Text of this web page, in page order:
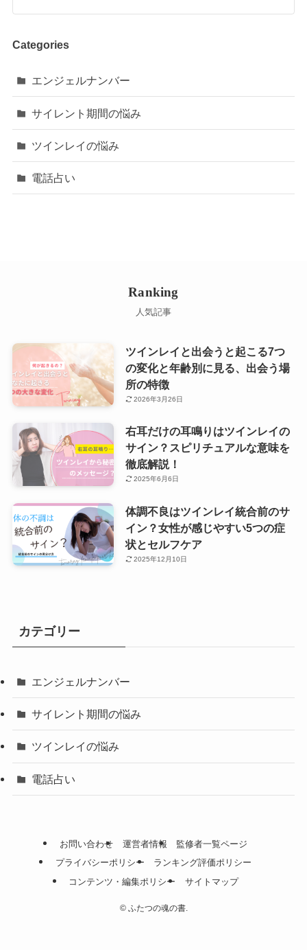
Categories
エンジェルナンバー
サイレント期間の悩み
ツインレイの悩み
電話占い
Ranking
人気記事
ツインレイと出会うと起こる7つ
の変化と年齢別に見る、出会う場
所の特徴
2026年3月26日
右耳だけの耳鳴りはツインレイの
サイン？スピリチュアルな意味を
徹底解説！
2025年6月6日
体調不良はツインレイ統合前のサ
イン？女性が感じやすい5つの症
状とセルフケア
2025年12月10日
カテゴリー
エンジェルナンバー
サイレント期間の悩み
ツインレイの悩み
電話占い
お問い合わせ 運営者情報
監修者一覧ページ
プライバシーポリシー
ランキング評価ポリシー
コンテンツ・編集ポリシー
サイトマップ
©ふたつの魂の書.